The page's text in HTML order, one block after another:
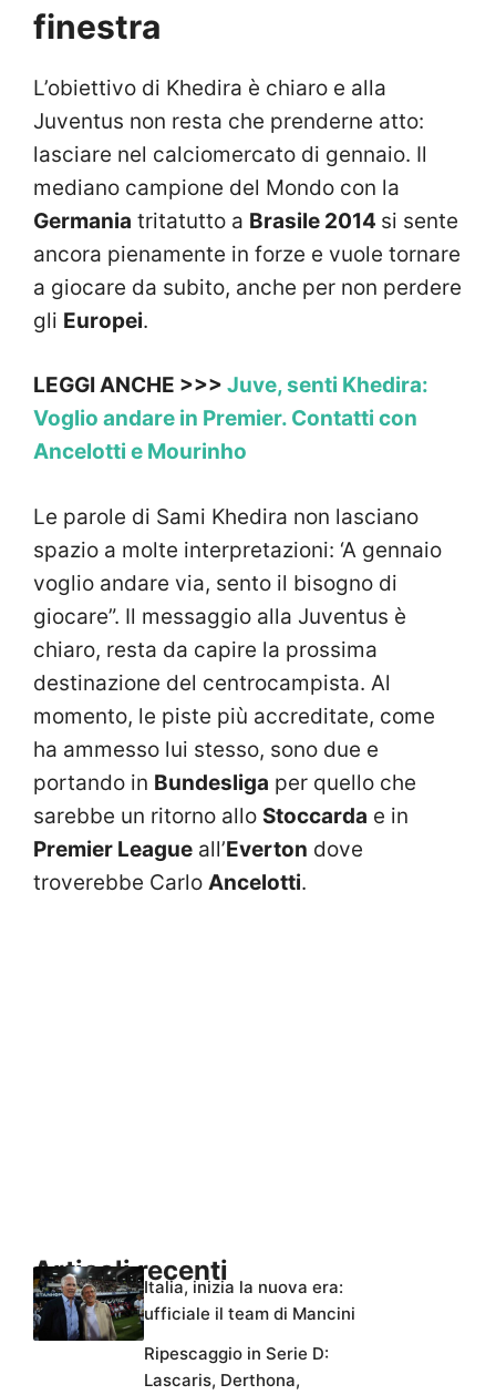
finestra
L’obiettivo di Khedira è chiaro e alla
Juventus non resta che prenderne atto:
lasciare nel calciomercato di gennaio. Il
mediano campione del Mondo con la
Germania tritatutto a Brasile 2014 si sente
ancora pienamente in forze e vuole tornare
a giocare da subito, anche per non perdere
gli Europei.
LEGGI ANCHE >>> Juve, senti Khedira:
Voglio andare in Premier. Contatti con
Ancelotti e Mourinho
Le parole di Sami Khedira non lasciano
spazio a molte interpretazioni: ‘A gennaio
voglio andare via, sento il bisogno di
giocare”. Il messaggio alla Juventus è
chiaro, resta da capire la prossima
destinazione del centrocampista. Al
momento, le piste più accreditate, come
ha ammesso lui stesso, sono due e
portando in Bundesliga per quello che
sarebbe un ritorno allo Stoccarda e in
Premier League all’Everton dove
troverebbe Carlo Ancelotti.
Articoli recenti
Italia, inizia la nuova era:
ufficiale il team di Mancini
Ripescaggio in Serie D:
Lascaris, Derthona,